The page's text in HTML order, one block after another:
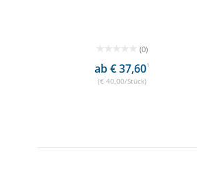
(0)
ab € 37,601
(€ 40,00/Stück)